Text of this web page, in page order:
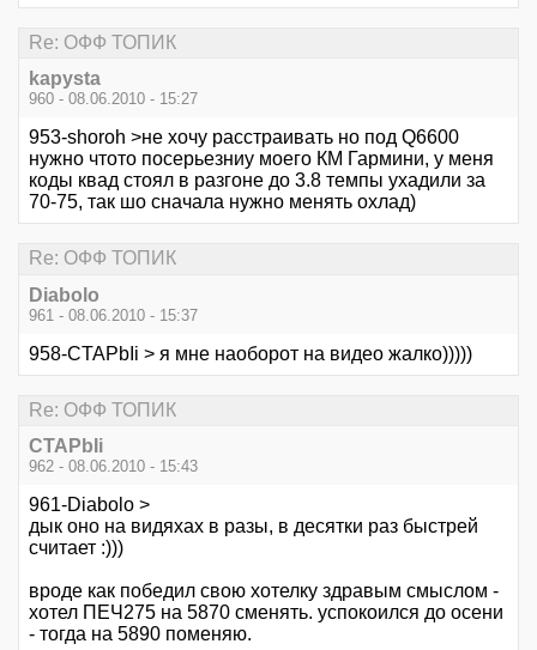
Re: ОФФ ТОПИК
kapysta
960 - 08.06.2010 - 15:27
953-shoroh >не хочу расстраивать но под Q6600
нужно чтото посерьезниу моего КМ Гармини, у меня
коды квад стоял в разгоне до 3.8 темпы ухадили за
70-75, так шо сначала нужно менять охлад)
Re: ОФФ ТОПИК
Diabolo
961 - 08.06.2010 - 15:37
958-CTAPbIi > я мне наоборот на видео жалко)))))
Re: ОФФ ТОПИК
CTAPbIi
962 - 08.06.2010 - 15:43
961-Diabolo >
дык оно на видяхах в разы, в десятки раз быстрей
считает :)))
вроде как победил свою хотелку здравым смыслом -
хотел ПЕЧ275 на 5870 сменять. успокоился до осени
- тогда на 5890 поменяю.